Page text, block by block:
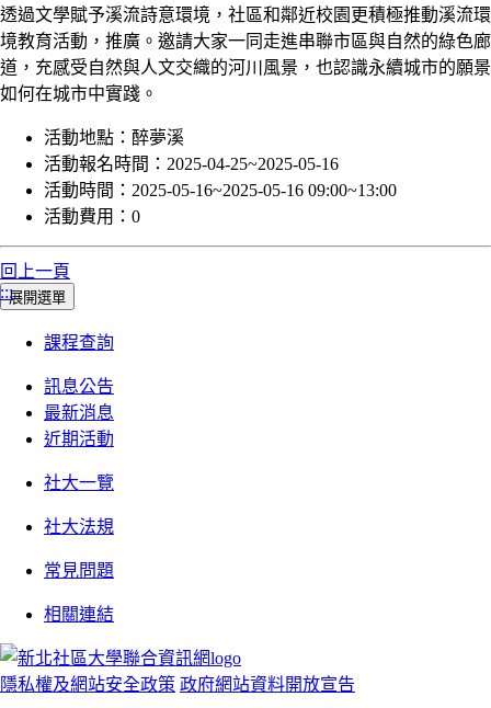
透過文學賦予溪流詩意環境，社區和鄰近校園更積極推動溪流環
境教育活動，推廣。邀請大家一同走進串聯市區與自然的綠色廊
道，充感受自然與人文交織的河川風景，也認識永續城市的願景
如何在城市中實踐。
活動地點： 醉夢溪
活動報名時間： 2025-04-25~2025-05-16
活動時間： 2025-05-16~2025-05-16 09:00~13:00
活動費用： 0
回上一頁
:::展開選單
課程查詢
訊息公告
最新消息
近期活動
社大一覽
社大法規
常見問題
相關連結
隱私權及網站安全政策 政府網站資料開放宣告